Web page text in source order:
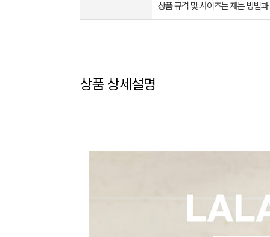
상품 규격 및 사이즈는 재는 방법
상품 상세설명